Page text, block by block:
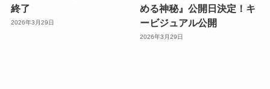
終了
2026年3月29日
める神秘』公開日決定！キ
ービジュアル公開
2026年3月29日